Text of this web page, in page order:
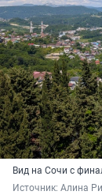
Вид на Сочи с
Источник: Алина